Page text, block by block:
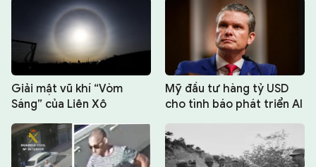
Giải mật vũ khí “Vòm
Sáng” của Liên Xô
Mỹ đầu tư hàng tỷ USD
cho tình báo phát triển AI